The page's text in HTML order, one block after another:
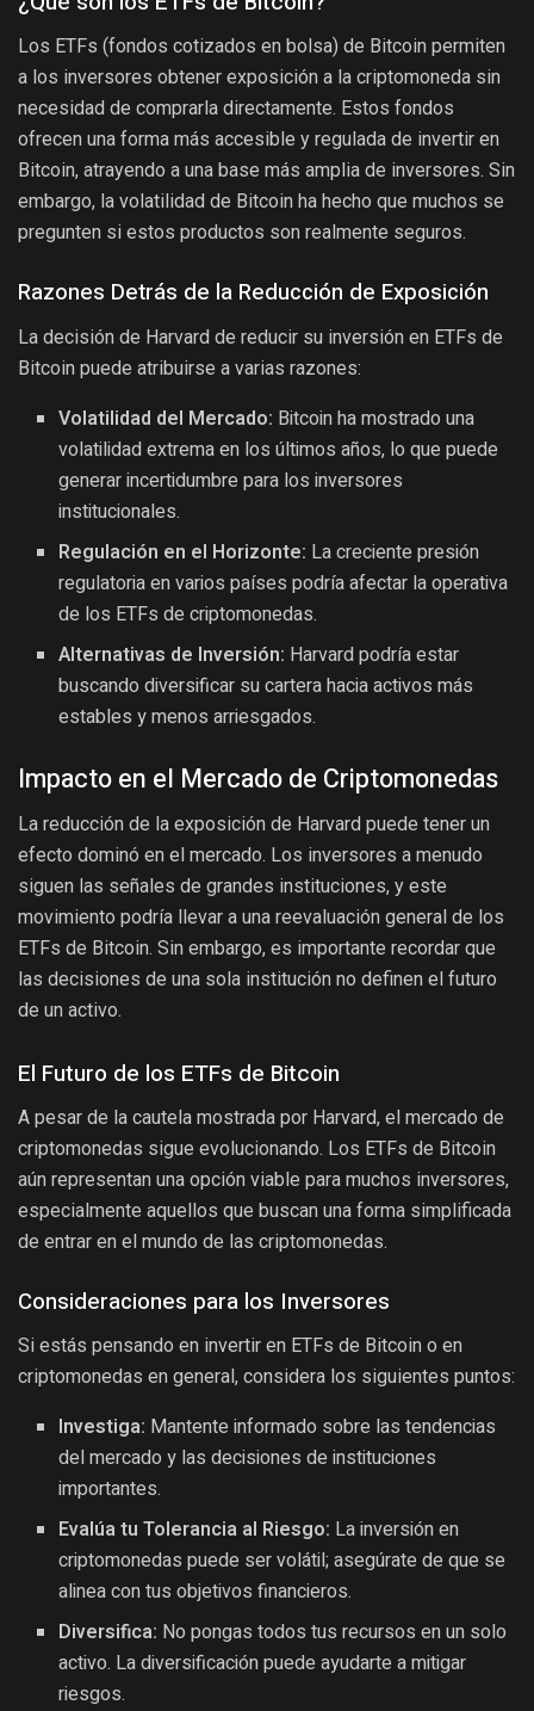
Los ETFs (fondos cotizados en bolsa) de Bitcoin permiten
a los inversores obtener exposición a la criptomoneda sin
necesidad de comprarla directamente. Estos fondos
ofrecen una forma más accesible y regulada de invertir en
Bitcoin, atrayendo a una base más amplia de inversores. Sin
embargo, la volatilidad de Bitcoin ha hecho que muchos se
pregunten si estos productos son realmente seguros.
Razones Detrás de la Reducción de Exposición
La decisión de Harvard de reducir su inversión en ETFs de
Bitcoin puede atribuirse a varias razones:
Volatilidad del Mercado: Bitcoin ha mostrado una
volatilidad extrema en los últimos años, lo que puede
generar incertidumbre para los inversores
institucionales.
Regulación en el Horizonte: La creciente presión
regulatoria en varios países podría afectar la operativa
de los ETFs de criptomonedas.
Alternativas de Inversión: Harvard podría estar
buscando diversificar su cartera hacia activos más
estables y menos arriesgados.
Impacto en el Mercado de Criptomonedas
La reducción de la exposición de Harvard puede tener un
efecto dominó en el mercado. Los inversores a menudo
siguen las señales de grandes instituciones, y este
movimiento podría llevar a una reevaluación general de los
ETFs de Bitcoin. Sin embargo, es importante recordar que
las decisiones de una sola institución no definen el futuro
de un activo.
El Futuro de los ETFs de Bitcoin
A pesar de la cautela mostrada por Harvard, el mercado de
criptomonedas sigue evolucionando. Los ETFs de Bitcoin
aún representan una opción viable para muchos inversores,
especialmente aquellos que buscan una forma simplificada
de entrar en el mundo de las criptomonedas.
Consideraciones para los Inversores
Si estás pensando en invertir en ETFs de Bitcoin o en
criptomonedas en general, considera los siguientes puntos:
Investiga: Mantente informado sobre las tendencias
del mercado y las decisiones de instituciones
importantes.
Evalúa tu Tolerancia al Riesgo: La inversión en
criptomonedas puede ser volátil; asegúrate de que se
alinea con tus objetivos financieros.
Diversifica: No pongas todos tus recursos en un solo
activo. La diversificación puede ayudarte a mitigar
riesgos.